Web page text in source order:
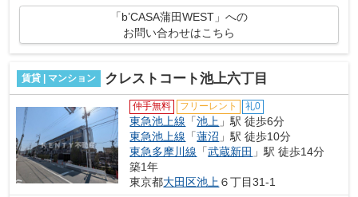
「b’CASA蒲田WEST」への
お問い合わせはこちら
賃貸 | マンション クレストコート池上六丁目
仲手無料 フリーレント 礼0
東急池上線 「池上 」駅 徒歩6分
東急池上線 「蓮沼 」駅 徒歩10分
東急多摩川線 「武蔵新田 」駅 徒歩14分
築1年
東京都大田区池上６丁目31-1